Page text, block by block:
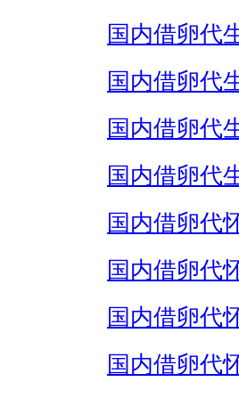
国内借卵代
国内借卵代
国内借卵代
国内借卵代
国内借卵代
国内借卵代
国内借卵代
国内借卵代